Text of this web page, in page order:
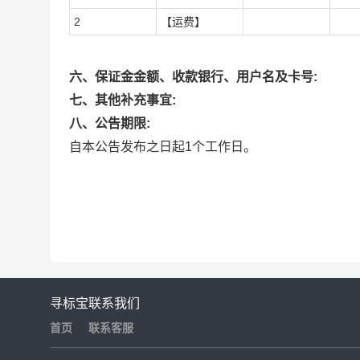
2 【运费】
六、保证金金额、收款银行、用户名及卡号:
七、其他补充事宜:
八、公告期限:
自本公告发布之日起1个工作日。
寻标宝
首页
联系我们
联系客服